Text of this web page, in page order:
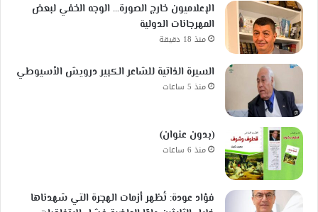
الإعلاميون خارج الصورة… الوجه الخفي لبعض
المهرجانات الدولية
منذ 18 دقيقة
السيرة الذاتية للشاعر الكبير درويش الأسيوطي
منذ 5 ساعات
(بدون عنوان)
منذ 6 ساعات
فؤاد عودة: تُظهر أزمات الهجرة التي شهدناها